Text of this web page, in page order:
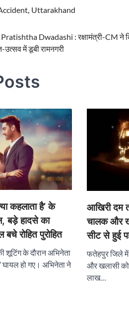
, Uttarakhand
Dwadashi : रक्षामंत्री-CM ने
उत्सव में डूबी रामनगरी
कहलाता है’ के
बड़े हादसे का
रोहित पुरोहित
शूटिंग के दौरान अभिनेता
घायल हो गए। अभिनेता ने
आखिरी दम
चालक और
सीट से हुई
फतेहपुर जिले
और खलासी को
लाख…